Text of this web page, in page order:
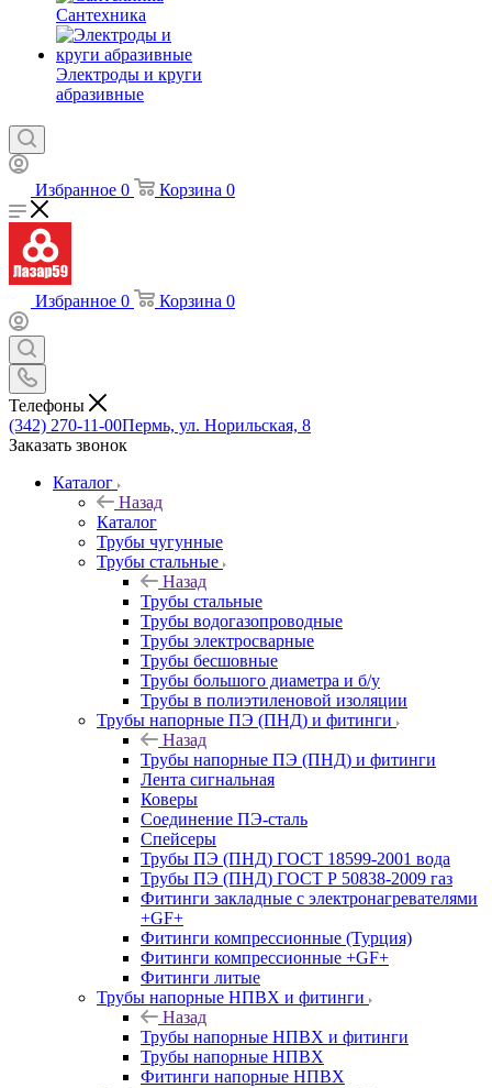
Сантехника
Электроды и круги
абразивные
Избранное 0 Корзина 0
Избранное 0 Корзина 0
Телефоны
(342) 270-11-00Пермь, ул. Норильская, 8
Заказать звонок
Каталог
Назад
Каталог
Трубы чугунные
Трубы стальные
Назад
Трубы стальные
Трубы водогазопроводные
Трубы электросварные
Трубы бесшовные
Трубы большого диаметра и б/у
Трубы в полиэтиленовой изоляции
Трубы напорные ПЭ (ПНД) и фитинги
Назад
Трубы напорные ПЭ (ПНД) и фитинги
Лента сигнальная
Коверы
Соединение ПЭ-сталь
Спейсеры
Трубы ПЭ (ПНД) ГОСТ 18599-2001 вода
Трубы ПЭ (ПНД) ГОСТ Р 50838-2009 газ
Фитинги закладные с электронагревателями
+GF+
Фитинги компрессионные (Турция)
Фитинги компрессионные +GF+
Фитинги литые
Трубы напорные НПВХ и фитинги
Назад
Трубы напорные НПВХ и фитинги
Трубы напорные НПВХ
Фитинги напорные НПВХ